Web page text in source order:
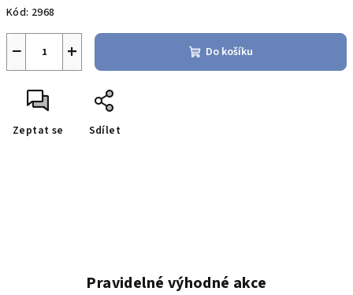
cena:
Kód: 2968
+
− Do košíku
Zeptat se Sdílet
Pravidelné výhodné akce